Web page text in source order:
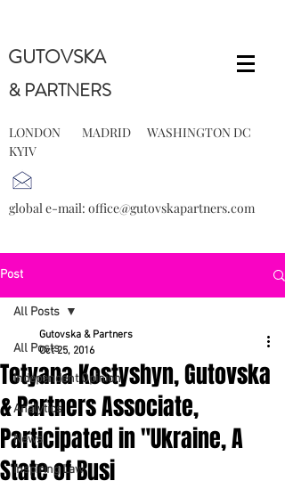
global e-mail: office@gutovskapartners.com
GUTOVSKA
& PARTNERS
LONDON MADRID WASHINGTON DC
KYIV
Post
All Posts
Independent Opinion
Analytics
News
Inspiring Law
All Posts
Tetyana Kostyshyn, Gutovska
& Partners Associate,
Participated in "Ukraine, A
State of Busi
Gutovska & Partners
Oct 25, 2016